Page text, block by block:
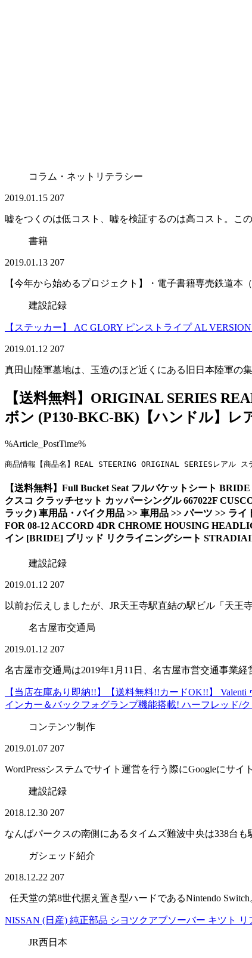
コラム・ネットリテラシー
2019.01.15 207
嘘をつくのは低コスト、嘘を検証するのは高コスト。
書籍
2019.01.13 207
【今年から始めるプロジェクト】・電子書籍専売鉄道
建設記録
【ステッカー】 AC GLORY ピンストライプ AL
2019.01.12 207
真田山陸軍墓地は、玉造のほど近くにある旧日本陸軍
【送料無料】ORIGINAL SERIES
ボン (P130-BKC-BK)【ハンドル】レ
%Article_PostTime%
商品情報【商品名】REAL STEERING ORIGINAL SERIESレアル
【送料無料】Full Bucket Seat フルバケットシート
クスコ クラッチセット カッパーシングル 667022F
ラック) 車用品・バイク用品 >> 車用品 >> パーツ >> ラ
FOR 08-12 ACCORD 4DR CHROME HOUSING
イン [BRIDE] ブリッド リクライニングシート
建設記録
2019.01.12 207
以前お伝えしましたが、JR天王寺駅直結の駅ビル「天
名古屋市交通局
2019.01.12 207
名古屋市交通局は2019年1月11日、名古屋市営交通事業
【当店在庫あり即納!!】【送料無料!!カードOK!!】
インカー＆バックフォグランプ機能搭載! ハーフレッド/ク
コンテンツ制作
2019.01.07 207
WordPressシステムでサイト運営を行う際にGoogleにサ
建設記録
2018.12.30 207
なんばパークスの南側にあるタイムズ難波中央は338台
ガシェッド紹介
2018.12.22 207
任天堂の第8世代据え置き型ハードであるNintendo
NISSAN (日産) 純正部品 シヨツクアブソーバー キツト
JR西日本